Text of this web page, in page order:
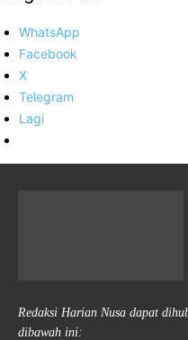
WhatsApp
Facebook
X
Telegram
Lagi
Redaksi Harian Nusa dapat
dibawah ini: